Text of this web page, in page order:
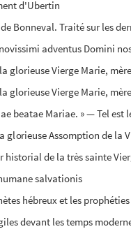
d'Ubertin
Bonneval. Traité sur les
adventus Domini
glorieuse Vierge Marie,
glorieuse Vierge Marie,
beatae Mariae. » — Tel
glorieuse Assomption de la
historial de la très sainte
salvationis
hébreux et les
devant les temps